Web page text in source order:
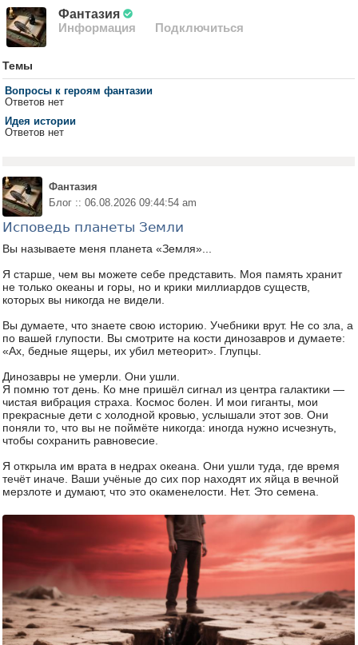
Фантазия
Информация
Подключиться
Темы
Вопросы к героям фантазии
Ответов нет
Идея истории
Ответов нет
Фантазия
Блог :: 06.08.2026 09:44:54 am
Исповедь планеты Земли
Вы называете меня планета «Земля»...
Я старше, чем вы можете себе представить. Моя память хранит
не только океаны и горы, но и крики миллиардов существ,
которых вы никогда не видели.
Вы думаете, что знаете свою историю. Учебники врут. Не со зла, а
по вашей глупости. Вы смотрите на кости динозавров и думаете:
«Ах, бедные ящеры, их убил метеорит». Глупцы.
Динозавры не умерли. Они ушли.
Я помню тот день. Ко мне пришёл сигнал из центра галактики —
чистая вибрация страха. Космос болен. И мои гиганты, мои
прекрасные дети с холодной кровью, услышали этот зов. Они
поняли то, что вы не поймёте никогда: иногда нужно исчезнуть,
чтобы сохранить равновесие.
Я открыла им врата в недрах океана. Они ушли туда, где время
течёт иначе. Ваши учёные до сих пор находят их яйца в вечной
мерзлоте и думают, что это окаменелости. Нет. Это семена.